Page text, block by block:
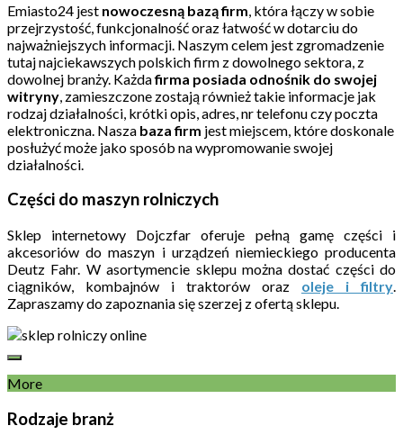
Emiasto24 jest nowoczesną bazą firm , która łączy w sobie
przejrzystość, funkcjonalność oraz łatwość w dotarciu do
najważniejszych informacji. Naszym celem jest zgromadzenie
tutaj najciekawszych polskich firm z dowolnego sektora, z
dowolnej branży. Każdafirma posiada odnośnik do swojej
witryny , zamieszczone zostają również takie informacje jak
rodzaj działalności, krótki opis, adres, nr telefonu czy poczta
elektroniczna. Nasza baza firm jest miejscem, które doskonale
posłużyć może jako sposób na wypromowanie swojej
działalności.
Części do maszyn rolniczych
Sklep internetowy Dojczfar oferuje pełną gamę części i
akcesoriów do maszyn i urządzeń niemieckiego producenta
Deutz Fahr. W asortymencie sklepu można dostać części do
ciągników, kombajnów i traktorów oraz oleje i filtry.
Zapraszamy do zapoznania się szerzej z ofertą sklepu.
More
Rodzaje branż